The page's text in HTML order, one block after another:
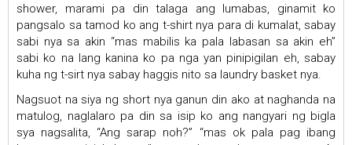
shower, marami pa din talaga ang lumabas, ginamit ko
pangsalo sa tamod ko ang t-shirt nya para di kumalat, sabay
sabi nya sa akin “mas mabilis ka pala labasan sa akin eh”
sabi ko na lang kanina ko pa nga yan pinipigilan eh, sabay
kuha ng t-sirt nya sabay haggis nito sa laundry basket nya.
Nagsuot na siya ng short nya ganun din ako at naghanda na
matulog, naglalaro pa din sa isip ko ang nangyari ng bigla
sya nagsalita, “Ang sarap noh?” “mas ok pala pag ibang